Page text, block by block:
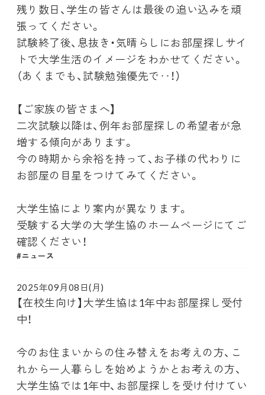
残り数日、学生の皆さんは最後の追い込みを頑
張ってください。
試験終了後、息抜き・気晴らしにお部屋探しサイ
トで大学生活のイメージをわかせてください。
（あくまでも、試験勉強優先で‥！）
【ご家族の皆さまへ】
二次試験以降は、例年お部屋探しの希望者が急
増する傾向があります。
今の時期から余裕を持って、お子様の代わりに
お部屋の目星をつけてみてください。
大学生協により案内が異なります。
受験する大学の大学生協のホームページにてご
確認ください！
ニュース
2025年09月08日(月)
【在校生向け】大学生協は1年中お部屋探し受付
中！
今のお住まいからの住み替えをお考えの方、こ
れから一人暮らしを始めようかとお考えの方、
大学生協では1年中、お部屋探しを受け付けてい